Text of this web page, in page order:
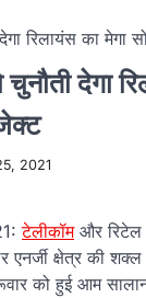
रिलायंस का मेगा
देगा
2021
टेलीकॉमऔर रिटेल
एनर्जी क्षेत्र की
को हुई आम